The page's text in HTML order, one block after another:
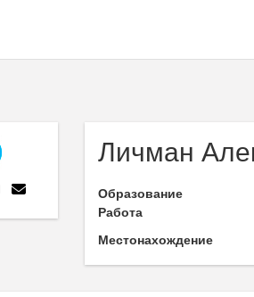
Личман
Образование
Работа
Местонахождение